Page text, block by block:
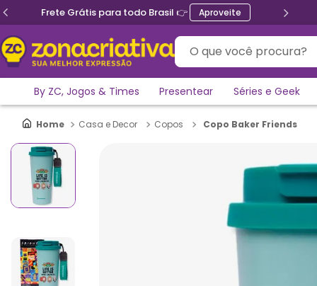
Frete Grátis para todo Brasil 👉 Aproveite
O que você procura?
By ZC, Jogos & Times Presentear Séries e Geek
Casa e Decor Copos Copo Baker Friends